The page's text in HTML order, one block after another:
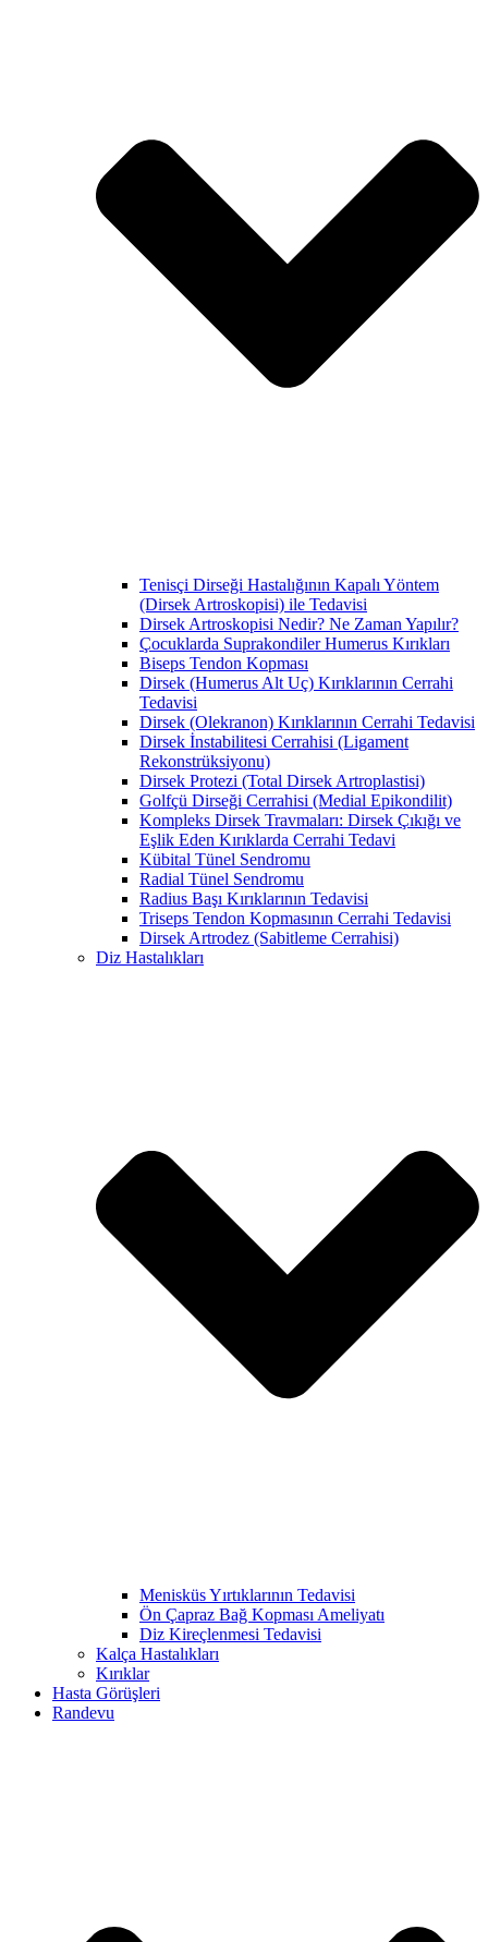
Tenisçi Dirseği Hastalığının Kapalı Yöntem
(Dirsek Artroskopisi) ile Tedavisi
Dirsek Artroskopisi Nedir? Ne Zaman Yapılır?
Çocuklarda Suprakondiler Humerus Kırıkları
Biseps Tendon Kopması
Dirsek (Humerus Alt Uç) Kırıklarının Cerrahi
Tedavisi
Dirsek (Olekranon) Kırıklarının Cerrahi Tedavisi
Dirsek İnstabilitesi Cerrahisi (Ligament
Rekonstrüksiyonu)
Dirsek Protezi (Total Dirsek Artroplastisi)
Golfçü Dirseği Cerrahisi (Medial Epikondilit)
Kompleks Dirsek Travmaları: Dirsek Çıkığı ve
Eşlik Eden Kırıklarda Cerrahi Tedavi
Kübital Tünel Sendromu
Radial Tünel Sendromu
Radius Başı Kırıklarının Tedavisi
Triseps Tendon Kopmasının Cerrahi Tedavisi
Dirsek Artrodez (Sabitleme Cerrahisi)
Diz Hastalıkları
Menisküs Yırtıklarının Tedavisi
Ön Çapraz Bağ Kopması Ameliyatı
Diz Kireçlenmesi Tedavisi
Kalça Hastalıkları
Kırıklar
Hasta Görüşleri
Randevu